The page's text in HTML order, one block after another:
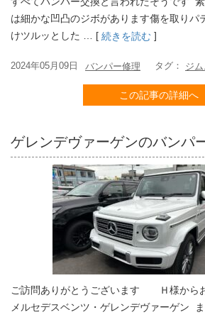
は細かな凹凸のジボがあります傷を取りパ
けツルッとした … [ 続きを読む ]
2024年05月09日 バンパー修理 タグ： ジ
この記事の詳細へ
ゲレンデヴァーゲンのバンパ
ご訪問ありがとうございます Ｈ様から
メルセデスベンツ・ゲレンデヴァーゲン